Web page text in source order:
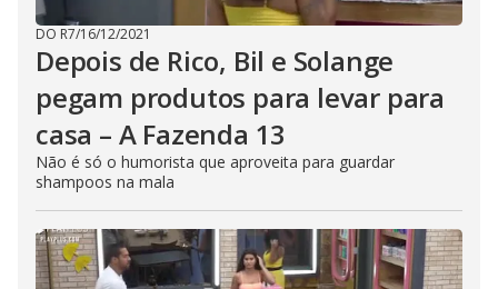
DO R7/16/12/2021
Depois de Rico, Bil e Solange
pegam produtos para levar para
casa – A Fazenda 13
Não é só o humorista que aproveita para guardar
shampoos na mala